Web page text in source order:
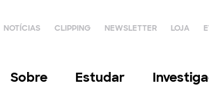
NOTÍCIAS CLIPPING NEWSLETTER LOJA
Sobre Estudar